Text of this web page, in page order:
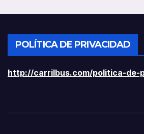
POLÍTICA DE PRIVACIDAD
http://carrilbus.com/politica-de-